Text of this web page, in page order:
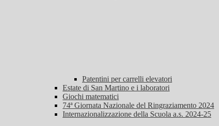
Patentini per carrelli elevatori
Estate di San Martino e i laboratori
Giochi matematici
74ª Giornata Nazionale del Ringraziamento 2024
Internazionalizzazione della Scuola a.s. 2024-25